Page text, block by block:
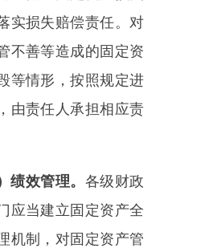
单位要高度重视并
产管理，根据本通
理责任，细化管理
行为，加强信息技
定资产安全完整、
办公室承办：新疆乌恰县政务服务
新公网安备65302402000101号
路1号
联系电话：0908-4621030